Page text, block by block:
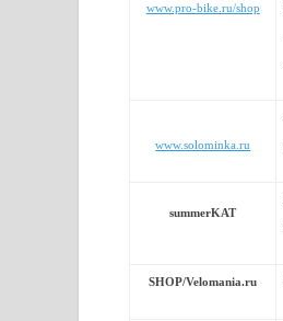
www.pro-bike.ru/shop
www.solominka.ru
summerKAT
SHOP/Velomania.ru